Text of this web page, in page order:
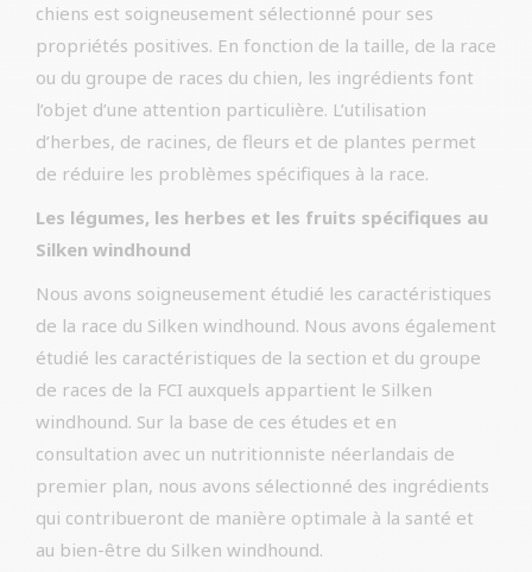
chiens est soigneusement sélectionné pour ses
propriétés positives. En fonction de la taille, de la race
ou du groupe de races du chien, les ingrédients font
l’objet d’une attention particulière. L’utilisation
d’herbes, de racines, de fleurs et de plantes permet
de réduire les problèmes spécifiques à la race.
Les légumes, les herbes et les fruits spécifiques au
Silken windhound
Nous avons soigneusement étudié les caractéristiques
de la race du Silken windhound. Nous avons également
étudié les caractéristiques de la section et du groupe
de races de la FCI auxquels appartient le Silken
windhound. Sur la base de ces études et en
consultation avec un nutritionniste néerlandais de
premier plan, nous avons sélectionné des ingrédients
qui contribueront de manière optimale à la santé et
au bien-être du Silken windhound.